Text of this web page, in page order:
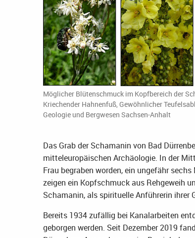
Möglicher Blütenschmuck im Kopfbereich der
Kriechender Hahnenfuß, Gewöhnlicher
Geologie und Bergwesen Sachsen-Anhalt
Das Grab der Schamanin von Bad
mitteleuropäischen Archäologie. In der
Frau begraben worden, ein ungefähr
zeigen ein Kopfschmuck aus Rehgeweih
Schamanin, als spirituelle Anführerin ihrer
Bereits 1934 zufällig bei Kanalarbeiten
geborgen werden. Seit Dezember 2019